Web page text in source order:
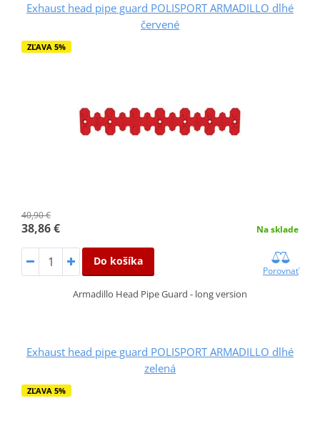
Exhaust head pipe guard POLISPORT ARMADILLO dlhé
červené
ZĽAVA 5%
40,90 €
38,86 € Na sklade
Do košíka
Porovnať
Armadillo Head Pipe Guard - long version
Exhaust head pipe guard POLISPORT ARMADILLO dlhé
zelená
ZĽAVA 5%